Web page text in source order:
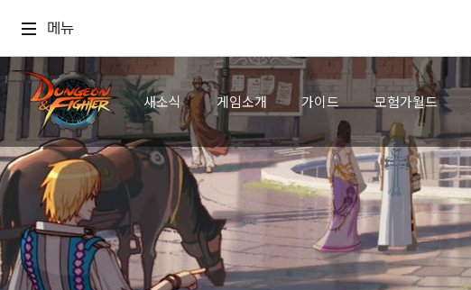
메뉴
새소식 게임소개 가이드 모험가월드